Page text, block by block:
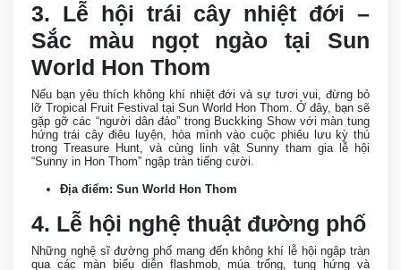
3. Lễ hội trái cây nhiệt đới –
Sắc màu ngọt ngào tại Sun
World Hon Thom
Nếu bạn yêu thích không khí nhiệt đới và sự tươi vui, đừng bỏ
lỡ Tropical Fruit Festival tại Sun World Hon Thom. Ở đây, bạn sẽ
gặp gỡ các “người dân đảo” trong Buckking Show với màn tung
hứng trái cây điêu luyện, hòa mình vào cuộc phiêu lưu kỳ thú
trong Treasure Hunt, và cùng linh vật Sunny tham gia lễ hội
“Sunny in Hon Thom” ngập tràn tiếng cười.
Địa điểm: Sun World Hon Thom
4. Lễ hội nghệ thuật đường phố
Những nghệ sĩ đường phố mang đến không khí lễ hội ngập tràn
qua các màn biểu diễn flashmob, múa trống, tung hứng và